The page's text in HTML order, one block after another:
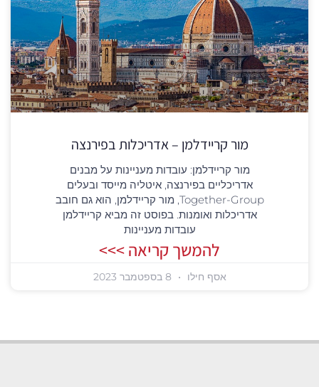
מור קריידלמן – אדריכלות בפירנצה
מור קריידלמן: עובדות מעניינות על מבנים
אדריכליים בפירנצה, איטליה מייסד ובעלים
Together-Group, מור קריידלמן, הוא גם חובב
אדריכלות ואומנות. בפוסט זה מביא קריידלמן
עובדות מעניינות
להמשך קריאה >>>
אסף חילו